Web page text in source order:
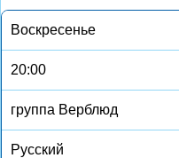
Воскресенье
20:00
группа Верблюд
Русский